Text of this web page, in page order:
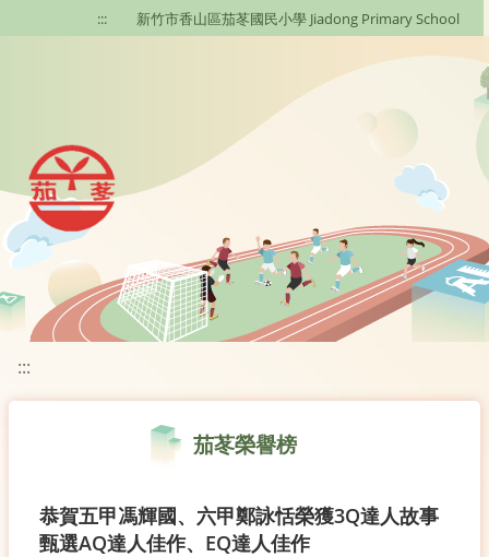
移至網頁之主要內容區位置
::: 新竹市香山區茄苳國民小學 Jiadong Primary School
:::
茄苳榮譽榜
恭賀五甲馮輝國、六甲鄭詠恬榮獲3Q達人故事
甄選AQ達人佳作、EQ達人佳作